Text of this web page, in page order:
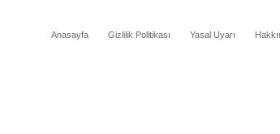
Anasayfa Gizlilik Politikası Yasal Uyarı